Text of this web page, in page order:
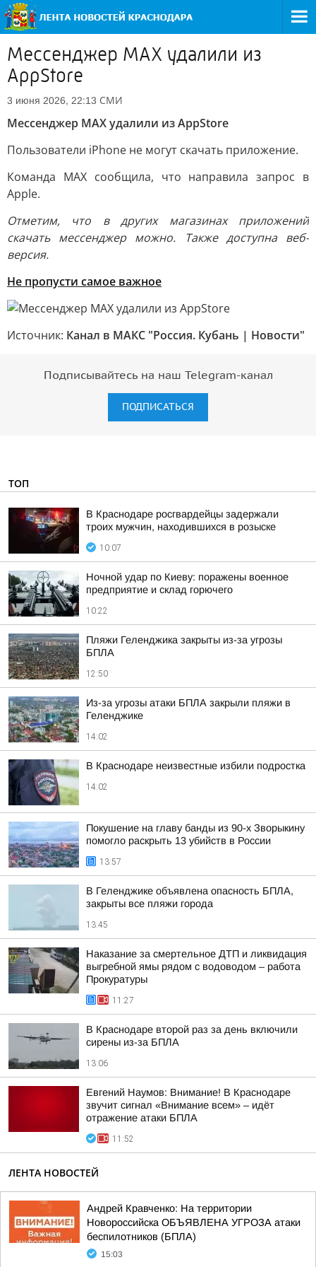
Мессенджер МАХ удалили из
AppStore
3 июня 2026, 22:13 СМИ
Мессенджер МАХ удалили из AppStore
Пользователи iPhone не могут скачать приложение.
Команда МАХ сообщила, что направила запрос в
Apple.
Отметим, что в других магазинах приложений
скачать мессенджер можно. Также доступна веб-
версия.
Не пропусти самое важное
Источник: Канал в МАКС "Россия. Кубань | Новости"
Подписывайтесь на наш Telegram-канал
ПОДПИСАТЬСЯ
ТОП
В Краснодаре росгвардейцы задержали
троих мужчин, находившихся в розыске
10:07
Ночной удар по Киеву: поражены военное
предприятие и склад горючего
10:22
Пляжи Геленджика закрыты из-за угрозы
БПЛА
12:50
Из-за угрозы атаки БПЛА закрыли пляжи в
Геленджике
14:02
В Краснодаре неизвестные избили подростка
14:02
Покушение на главу банды из 90-х Зворыкину
помогло раскрыть 13 убийств в России
13:57
В Геленджике объявлена опасность БПЛА,
закрыты все пляжи города
13:45
Наказание за смертельное ДТП и ликвидация
выгребной ямы рядом с водоводом – работа
Прокуратуры
11:27
В Краснодаре второй раз за день включили
сирены из-за БПЛА
13:06
Евгений Наумов: Внимание! В Краснодаре
звучит сигнал «Внимание всем» – идёт
отражение атаки БПЛА
11:52
ЛЕНТА НОВОСТЕЙ
Андрей Кравченко: На территории
Новороссийска ОБЪЯВЛЕНА УГРОЗА атаки
беспилотников (БПЛА)
15:03